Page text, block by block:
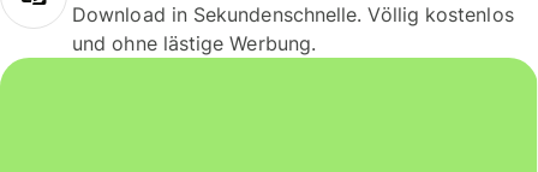
Download in Sekundenschnelle. Völlig kostenlos
und ohne lästige Werbung.